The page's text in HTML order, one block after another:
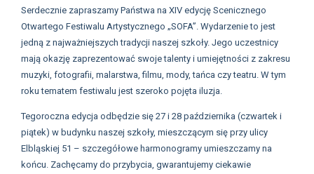
Serdecznie zapraszamy Państwa na XIV edycję Scenicznego
Otwartego Festiwalu Artystycznego „SOFA”. Wydarzenie to jest
jedną z najważniejszych tradycji naszej szkoły. Jego uczestnicy
mają okazję zaprezentować swoje talenty i umiejętności z zakresu
muzyki, fotografii, malarstwa, filmu, mody, tańca czy teatru. W tym
roku tematem festiwalu jest szeroko pojęta iluzja.
Tegoroczna edycja odbędzie się 27 i 28 października (czwartek i
piątek) w budynku naszej szkoły, mieszczącym się przy ulicy
Elbląskiej 51 – szczegółowe harmonogramy umieszczamy na
końcu. Zachęcamy do przybycia, gwarantujemy ciekawie